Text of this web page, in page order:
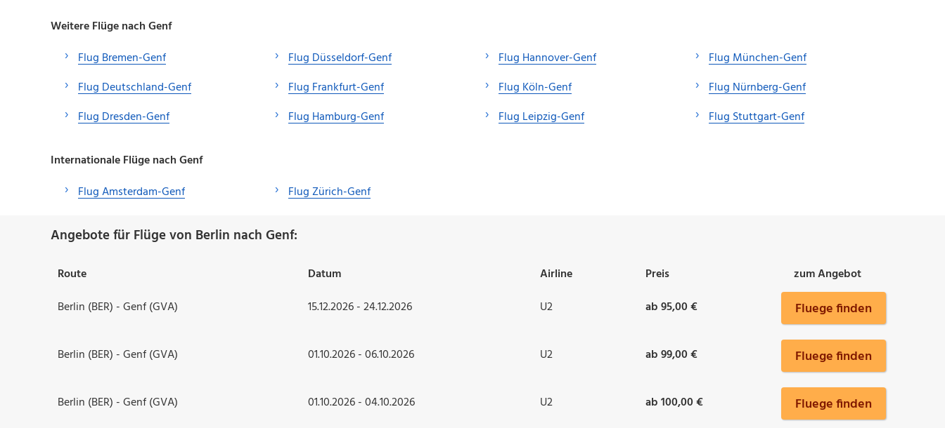
Weitere Flüge nach Genf
Flug Bremen-Genf
Flug Deutschland-Genf
Flug Dresden-Genf
Flug Düsseldorf-Genf
Flug Frankfurt-Genf
Flug Hamburg-Genf
Flug Hannover-Genf
Flug Köln-Genf
Flug Leipzig-Genf
Flug München-Genf
Flug Nürnberg-Genf
Flug Stuttgart-Genf
Internationale Flüge nach Genf
Flug Amsterdam-Genf
Flug Zürich-Genf
Angebote für Flüge von Berlin nach Genf:
Route Datum Airline Preis
zum Angebot
Berlin (BER) - Genf (GVA)
15.12.2026 - 24.12.2026 U2 ab 95,00 € Fluege finden
Berlin (BER) - Genf (GVA) 01.10.2026 - 06.10.2026 U2 ab 99,00 € Fluege finden
Berlin (BER) - Genf (GVA) 01.10.2026 - 04.10.2026 U2 ab 100,00 € Fluege finden